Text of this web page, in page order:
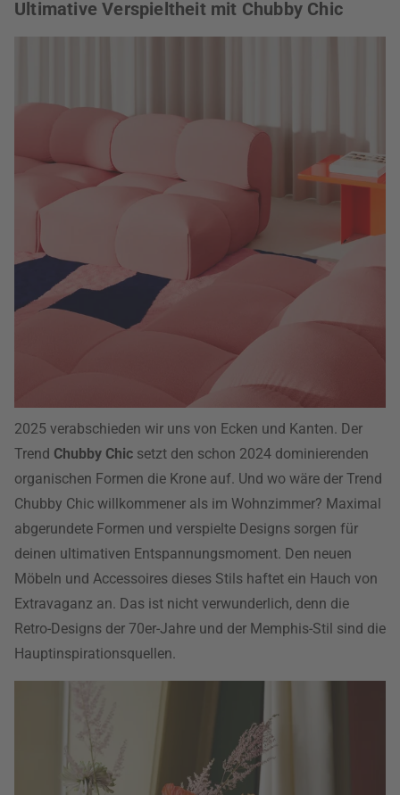
Ultimative Verspieltheit mit Chubby Chic
2025 verabschieden wir uns von Ecken und Kanten. Der
Trend Chubby Chic setzt den schon 2024 dominierenden
organischen Formen die Krone auf. Und wo wäre der Trend
Chubby Chic willkommener als im Wohnzimmer? Maximal
abgerundete Formen und verspielte Designs sorgen für
deinen ultimativen Entspannungsmoment. Den neuen
Möbeln und Accessoires dieses Stils haftet ein Hauch von
Extravaganz an. Das ist nicht verwunderlich, denn die
Retro-Designs der 70er-Jahre und der Memphis-Stil sind die
Hauptinspirationsquellen.